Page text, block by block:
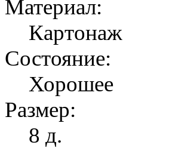
Материал:
Картонаж
Состояние:
Хорошее
Размер:
8 д.